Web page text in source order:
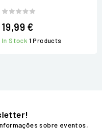
19,99 €
In Stock 1 Products
sobre eventos,